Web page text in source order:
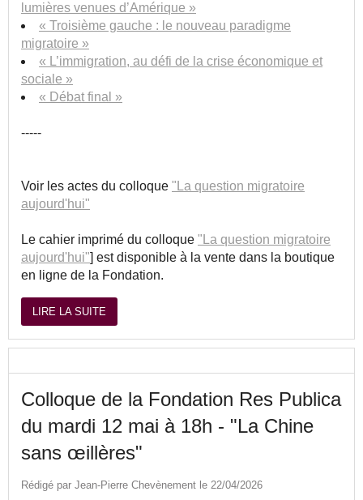
lumières venues d’Amérique »
« Troisième gauche : le nouveau paradigme
migratoire »
« L’immigration, au défi de la crise économique et
sociale »
« Débat final »
-----
Voir les actes du colloque "La question migratoire
aujourd'hui"
Le cahier imprimé du colloque "La question migratoire
aujourd'hui"] est disponible à la vente dans la boutique
en ligne de la Fondation.
LIRE LA SUITE
Colloque de la Fondation Res Publica
du mardi 12 mai à 18h - "La Chine
sans œillères"
Rédigé par Jean-Pierre Chevènement le 22/04/2026